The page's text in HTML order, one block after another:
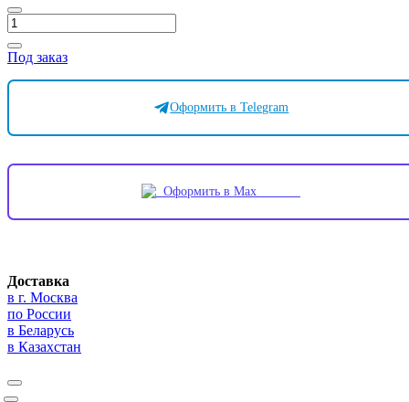
Под заказ
Оформить в Telegram
Оформить в Max
Доставка
в г. Москва
по России
в Беларусь
в Казахстан